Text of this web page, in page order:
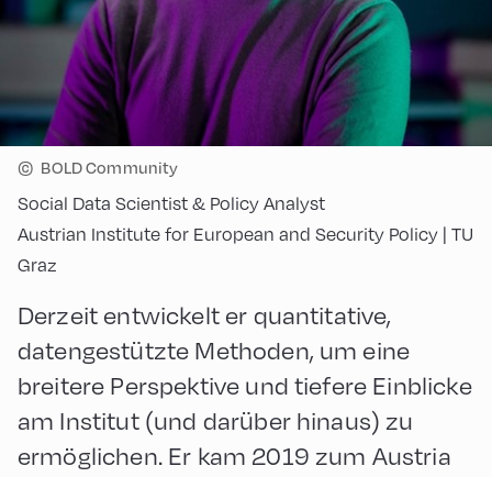
© BOLD Community
Social Data Scientist & Policy Analyst
Austrian Institute for European and Security Policy | TU
Graz
Derzeit entwickelt er quantitative,
datengestützte Methoden, um eine
breitere Perspektive und tiefere Einblicke
am Institut (und darüber hinaus) zu
ermöglichen. Er kam 2019 zum Austria